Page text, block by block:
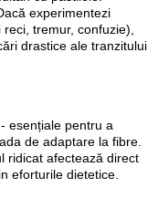
experimentezi
tremur, confuzie),
drastice ale tranzitului
esențiale pentru a
de adaptare la fibre.
ridicat afectează direct
eforturile dietetice.